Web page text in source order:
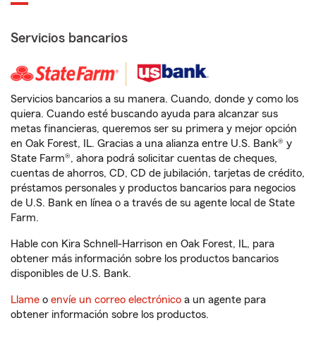
Servicios bancarios
Servicios bancarios a su manera. Cuando, donde y como los
quiera. Cuando esté buscando ayuda para alcanzar sus
metas financieras, queremos ser su primera y mejor opción
en Oak Forest, IL. Gracias a una alianza entre U.S. Bank® y
State Farm®, ahora podrá solicitar cuentas de cheques,
cuentas de ahorros, CD, CD de jubilación, tarjetas de crédito,
préstamos personales y productos bancarios para negocios
de U.S. Bank en línea o a través de su agente local de State
Farm.
Hable con Kira Schnell-Harrison en Oak Forest, IL, para
obtener más información sobre los productos bancarios
disponibles de U.S. Bank.
Llame o envíe un correo electrónico a un agente para
obtener información sobre los productos.